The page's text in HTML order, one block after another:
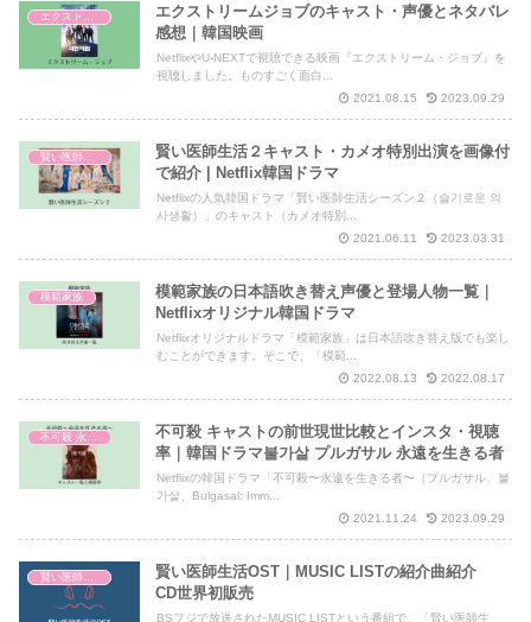
エクストリームジョブ
エクストリームジョブのキャスト・声優とネタバレ
感想｜韓国映画
NetflixやU-NEXTで視聴できる映画『エクストリーム・ジョブ』を
視聴しました。ものすごく面白...
2021.08.15
2023.09.29
賢い医師生活
賢い医師生活２キャスト・カメオ特別出演を画像付
で紹介 | Netflix韓国ドラマ
Netflixの人気韓国ドラマ「賢い医師生活シーズン２（슬기로운 의
사생활）」のキャスト（カメオ特別...
2021.06.11
2023.03.31
模範家族
模範家族の日本語吹き替え声優と登場人物一覧｜
Netflixオリジナル韓国ドラマ
Netflixオリジナルドラマ「模範家族」は日本語吹き替え版でも楽し
むことができます。そこで、「模範...
2022.08.13
2022.08.17
不可殺 キャストの前世現世比較とインスタ・視聴
率｜韓国ドラマ불가살 プルガサル 永遠を生きる者
Netflixの韓国ドラマ「不可殺〜永遠を生きる者〜（プルガサル、불
가살、Bulgasal: Imm...
2021.11.24
2023.09.29
賢い医師生活OST｜MUSIC LISTの紹介曲紹介
CD世界初販売
BSフジで放送されたMUSIC LISTという番組で、「賢い医師生